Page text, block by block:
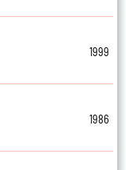
1999
1986